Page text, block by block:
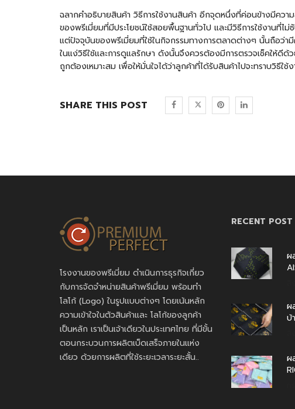
ฉลากคำอธิบายสินค้า วิธีการใช้งานสินค้า อีกจุดหนึ่งที่ค่อนข้างมีคว
ของพรีเมี่ยมที่มีประโยชน์ใช้สอยพื้นฐานทั่วไป และมีวิธีการใช้งานที่ไ
แต่ปัจจุบันของพรีเมี่ยมที่ใช้ในกิจกรรมทางการตลาดต่างๆ นั้นถือว่า
ในแง่วิธีใช้และการดูแลรักษา ดังนั้นจึงควรต้องมีการตรวจเช็คให้ดี
ถูกต้องเหมาะสม เพื่อให้มั่นใจได้ว่าลูกค้าที่ได้รับสินค้าไปจะทราบวิธี
SHARE THIS POST
โรงงานของพรีเมี่ยม ดำเนินการธุรกิจเกี่ยว
กับการจัดจำหน่ายสินค้าพรีเมี่ยม พร้อมทำ
โลโก้ (Logo) ในรูปแบบต่างๆ โดยเน้นหลัก
ความเข้าใจในตัวสินค้าและ โลโก้ของลูกค้า
เป็นหลัก เราเป็นเจ้าเดียวในประเทศไทย ที่มีขั้น
ตอนกระบวนการผลิตเบ็ดเสร็จภายในแห่ง
เดียว ด้วยการผลิตที่ใช้ระยะเวลาระยะสั้น..
RECENT POST
ผ
ผ
บ้
ผ